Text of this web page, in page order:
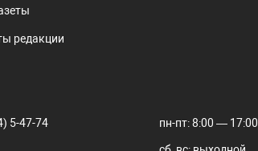
редакции
5-47-74 пн-пт: 8:00 — 17:00